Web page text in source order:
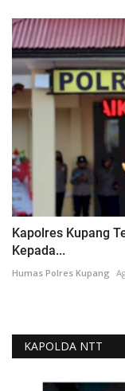
Kapolres Kupang
Kepada...
Humas Polres Kupang
KAPOLDA NTT